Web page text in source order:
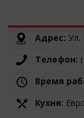
Адрес: Ул.
Телефон:
Время
Кухня: